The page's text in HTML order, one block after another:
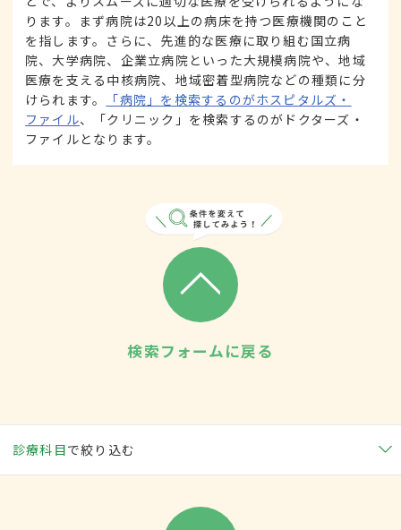
ります。まず病院は20以上の病床を持つ医療機関のこと
を指します。さらに、先進的な医療に取り組む国立病
院、大学病院、企業立病院といった大規模病院や、地域
医療を支える中核病院、地域密着型病院などの種類に分
けられます。
「病院」を検索するのがホスピタルズ・
ファイル、「クリニック」を検索するのがドクターズ・
ファイルとなります。
検索フォームに戻る
診療科目で絞り込む